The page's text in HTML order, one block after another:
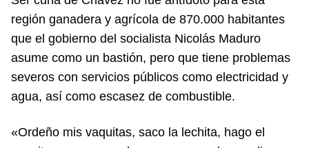
región ganadera y agrícola de 870.000 habitantes
que el gobierno del socialista Nicolás Maduro
asume como un bastión, pero que tiene problemas
severos con servicios públicos como electricidad y
agua, así como escasez de combustible.
«Ordeño mis vaquitas, saco la lechita, hago el